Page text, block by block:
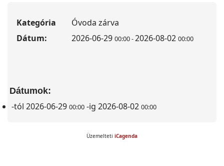
Kategória
Óvoda zárva
Dátum:
2026-06-29 00:00-2026-08-02 00:00
Dátumok:
-tól 2026-06-29 00:00 -ig 2026-08-02 00:00
Üzemelteti iCagenda